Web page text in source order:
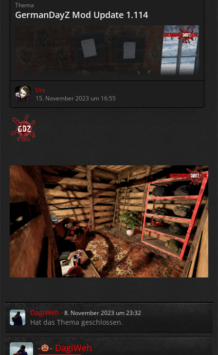
Thema
GermanDayZ Mod Update 1.114
Veröffentlicht am 07. November 2023
Willkommen imWinterbei GermanDayZ.
Beide Server wurden in eine
Winterlandschaft verwandelt.
- Schneehaufen, bestes geeignet zum Verstecken
- Der Anbau von Gemüse wurde deaktiviert
- Der Tier Spawn wurde zum Ausgleich erhöht
- Alle Camonetze wurden in weiß umgestaltet. Betrifft
auch Zelte, Canopys, Carcovers etc. (Das Camogrün ist
Urs
15. November 2023 um 16:55
DagiWeh 8. November 2023 um 23:32
Hat das Thema geschlossen.
-🎃- DagiWeh